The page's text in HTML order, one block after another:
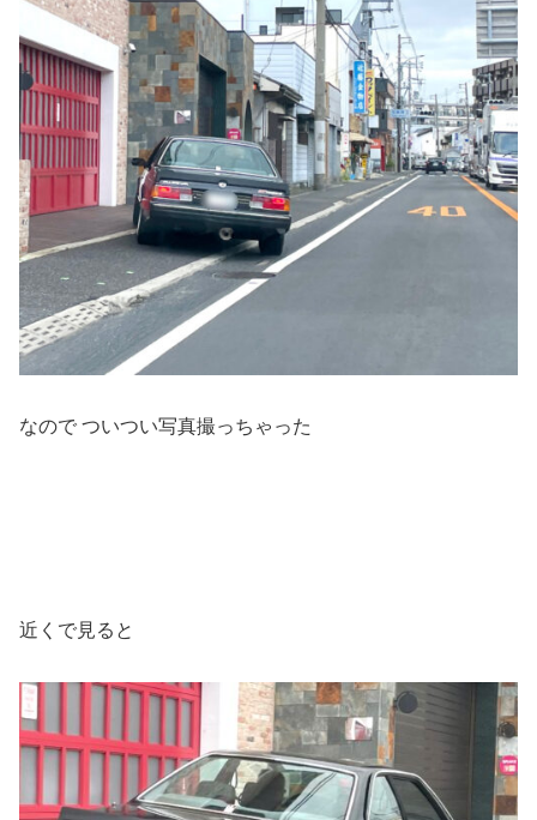
なので ついつい写真撮っちゃった
近くで見ると